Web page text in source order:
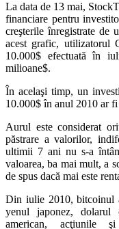
La data de 13 mai,
financiare pentru
creşterile înregistrate de
acest grafic, utilizatorul
10.000$ efectuată în
milioane$.
În acelaşi timp, un
10.000$ în anul 2010 ar
Aurul este considerat
păstrare a valorilor,
ultimii 7 ani nu s-a
valoarea, ba mai mult, a
de spus dacă mai este
Din iulie 2010, bitcoinul
yenul japonez, dolarul
american, acţiunile